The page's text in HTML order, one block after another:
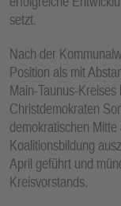
setzt.
Nach der
Position als mit
Main-Taunus-
Christdemokraten
demokratischen
Koalitionsbildung
April geführt und
Kreisvorstands.